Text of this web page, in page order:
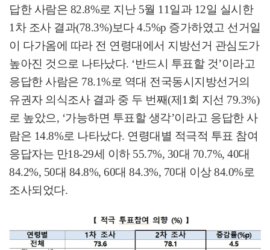
답한 사람은 82.8%로 지난 5월 11일과 12일 실시한
1 차 조사 결과(78.3%)보다4.5%p 증가하였고 선거일
이 다가옴에 따라 전 연령대에서 지방선거 관심도가
높아진 것으로 나타났다. ‘반드시 투표할 것’이라고
응답한 사람은 78.1%로 역대 전국동시지방선거의
유권자 의식조사 결과 중 두 번째(제1 회 지선 79.3%)
로 높았으, ‘가능하면 투표할 생각’이라고 응답한 사
람은 14.8%로 나타났다. 연령대별 적극적 투표 참여
응답자는 만18-29세 이하 55.7%, 30대 70.7%, 40대
84.2%, 50대 84.8%, 60대 84.3%, 70대 이상84.0%로
조사되었다.